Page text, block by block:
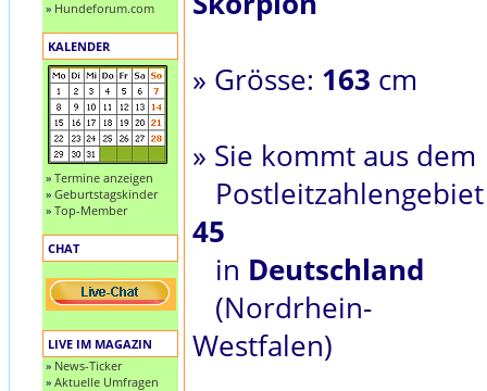
» Hundeforum.com
KALENDER
» Termine anzeigen
» Geburtstagskinder
» Top-Member
CHAT
LIVE IM MAGAZIN
» News-Ticker
» Aktuelle Umfragen
» Grösse: 163 cm
» Sie kommt aus dem
Postleitzahlengebiet
45
in Deutschland
(Nordrhein-
Westfalen)